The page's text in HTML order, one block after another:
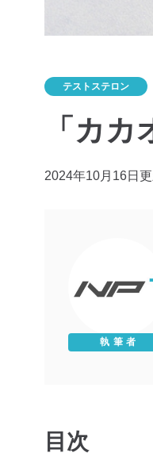
テストステロン
「カ
2024年10月16日
執筆者
目次